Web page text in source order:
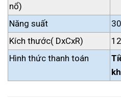
nổ)
Năng suất
Kích thước( DxCxR)
Hình thức thanh toán